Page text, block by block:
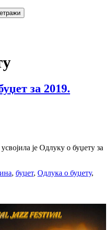
за 2019.
је Одлуку о буџету за
, буџет, Одлука о буџету,